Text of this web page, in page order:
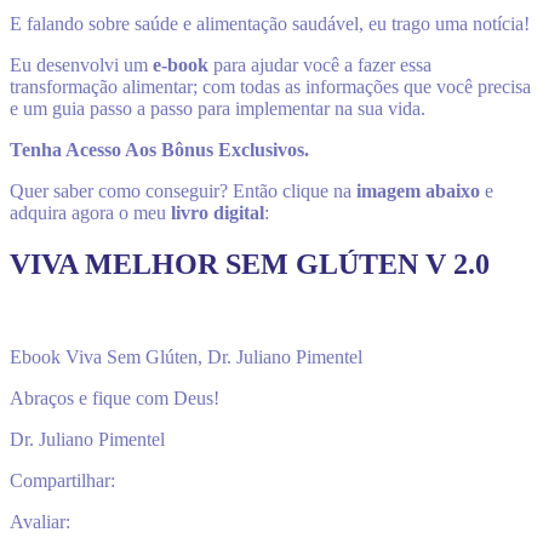
E falando sobre saúde e alimentação saudável, eu trago uma notícia!
Eu desenvolvi um e-book para ajudar você a fazer essa
transformação alimentar; com todas as informações que você precisa
e um guia passo a passo para implementar na sua vida.
Tenha Acesso Aos Bônus Exclusivos.
Quer saber como conseguir? Então clique na imagem abaixo e
adquira agora o meu livro digital:
VIVA MELHOR SEM GLÚTEN V 2.0
Ebook Viva Sem Glúten, Dr. Juliano Pimentel
Abraços e fique com Deus!
Dr. Juliano Pimentel
Compartilhar:
Avaliar: